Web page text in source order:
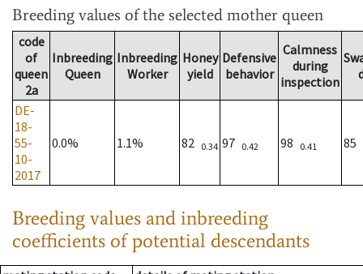
Breeding values of the selected mother queen
code
of
queen
2a
Inbreeding
Queen
Inbreeding
Worker
Honey
yield
Defensive
behavior
Calmness
during
inspection
DE-
18-
55-
10-
2017
0.0% 1.1% 82 0.34 97 0.42 98 0.41 85
Breeding values and inbreeding
coefficients of potential descendants